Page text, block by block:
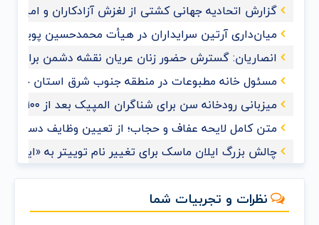
گزارش اتحادیه جهانی کشتی از لغزش آزادکاران و
میان‌داری آرتین سرایداران در هیأت محمدحسین
انصاریان: گسترش حضور زنان عریان نقشه دشمن برای
مسئول خانه مطبوعات در منطقه جنوب شرق استان
میزبانی رودخانه سن برای شناگران المپیک بعد از ۱۰۰ سال
متن کامل لایحه عفاف و حجاب؛ از تعیین وظایف
چالش بزرگ ایلان ماسک برای تغییر نام توییتر به «ایکس»
نظرات و تجربیات شما